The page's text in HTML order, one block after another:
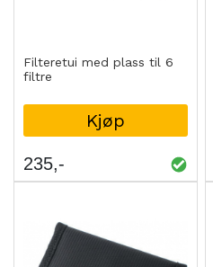
Filteretui med plass til 6
filtre
Kjøp
235